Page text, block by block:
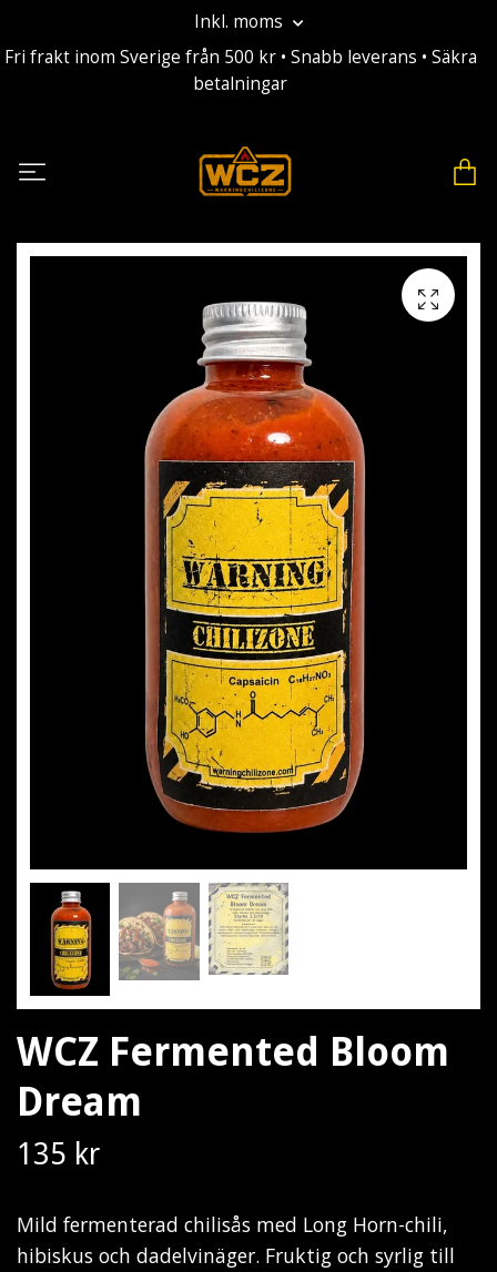
Inkl. moms
Fri frakt inom Sverige från 500 kr • Snabb leverans • Säkra
betalningar
WCZ Fermented Bloom
Dream
135 kr
Mild fermenterad chilisås med Long Horn-chili,
hibiskus och dadelvinäger. Fruktig och syrlig till